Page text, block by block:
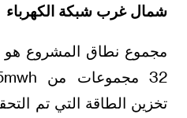
شمال غرب شبكة الكهرباء
تخزين الطاقة التي تم